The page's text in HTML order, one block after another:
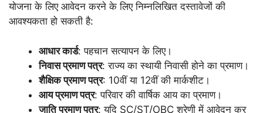
योजना के लिए आवेदन करने के लिए निम्नलिखित दस्तावेजों की
आवश्यकता हो सकती है:
आधार कार्ड: पहचान सत्यापन के लिए।
निवास प्रमाण पत्र: राज्य का स्थायी निवासी होने का प्रमाण।
शैक्षिक प्रमाण पत्र: 10वीं या 12वीं की मार्कशीट।
आय प्रमाण पत्र: परिवार की वार्षिक आय का प्रमाण।
जाति प्रमाण पत्र: यदि SC/ST/OBC श्रेणी में आवेदन कर